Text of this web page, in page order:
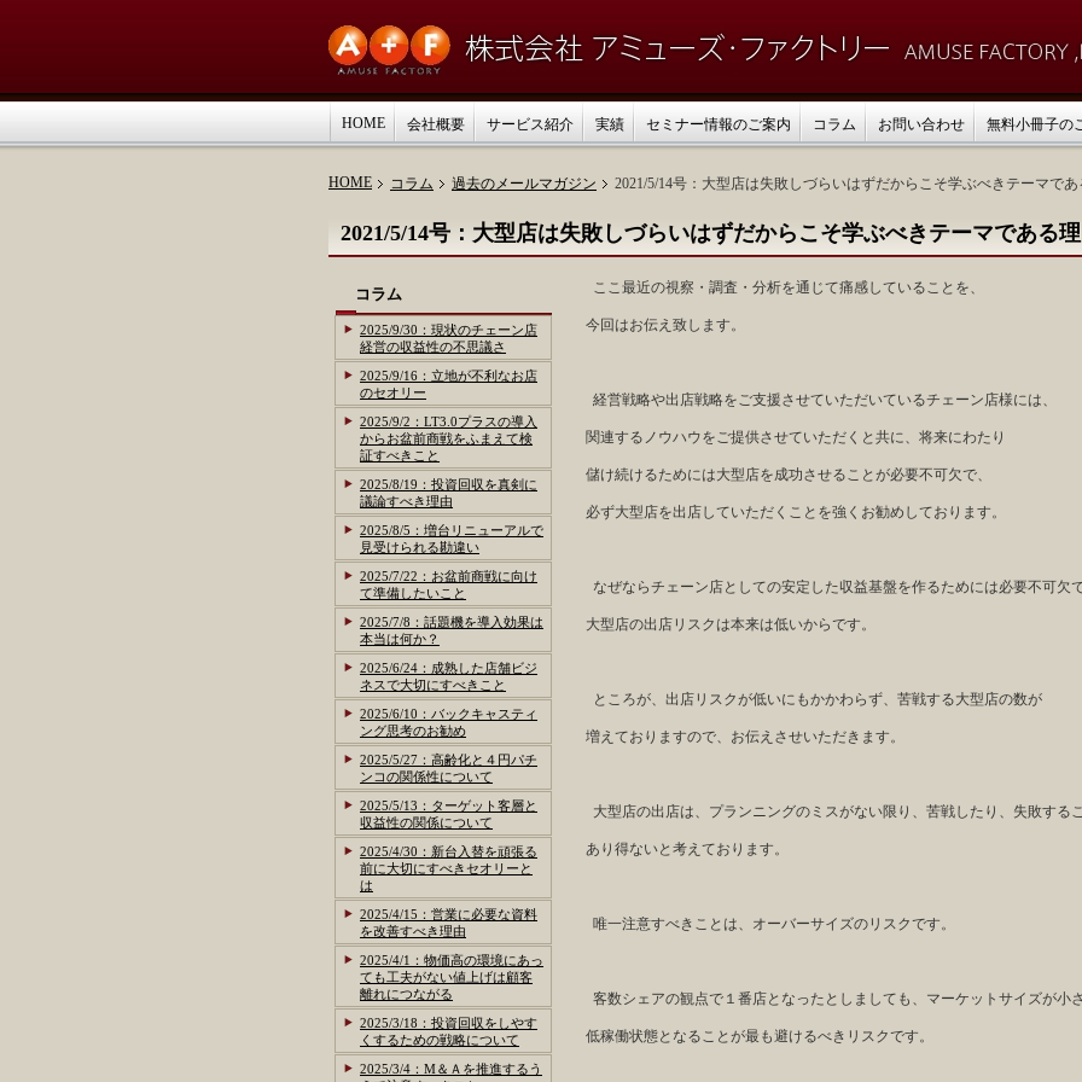
HOME 会社概要 サービス紹介 実績 セミナー情報のご案内 コラム お問い合わせ 無料小冊子の
HOME コラム 過去のメールマガジン 2021/5/14号：大型店は失敗しづらいはずだからこそ学ぶべきテーマであ
2021/5/14号：大型店は失敗しづらいはずだからこそ学ぶべきテーマである
ここ最近の視察・調査・分析を通じて痛感していることを、
今回はお伝え致します。
経営戦略や出店戦略をご支援させていただいているチェーン店様には、
関連するノウハウをご提供させていただくと共に、将来にわたり
儲け続けるためには大型店を成功させることが必要不可欠で、
必ず大型店を出店していただくことを強くお勧めしております。
なぜならチェーン店としての安定した収益基盤を作るためには必要不可欠で
大型店の出店リスクは本来は低いからです。
ところが、出店リスクが低いにもかかわらず、苦戦する大型店の数が
増えておりますので、お伝えさせいただきます。
大型店の出店は、プランニングのミスがない限り、苦戦したり、失敗する
あり得ないと考えております。
唯一注意すべきことは、オーバーサイズのリスクです。
客数シェアの観点で１番店となったとしましても、マーケットサイズが小
低稼働状態となることが最も避けるべきリスクです。
コラム
2025/9/30：現状のチェーン店
経営の収益性の不思議さ
2025/9/16：立地が不利なお店
のセオリー
2025/9/2：LT3.0プラスの導入
からお盆前商戦をふまえて検
証すべきこと
2025/8/19：投資回収を真剣に
議論すべき理由
2025/8/5：増台リニューアルで
見受けられる勘違い
2025/7/22：お盆前商戦に向け
て準備したいこと
2025/7/8：話題機を導入効果は
本当は何か？
2025/6/24：成熟した店舗ビジ
ネスで大切にすべきこと
2025/6/10：バックキャスティ
ング思考のお勧め
2025/5/27：高齢化と４円パチ
ンコの関係性について
2025/5/13：ターゲット客層と
収益性の関係について
2025/4/30：新台入替を頑張る
前に大切にすべきセオリーと
は
2025/4/15：営業に必要な資料
を改善すべき理由
2025/4/1：物価高の環境にあっ
ても工夫がない値上げは顧客
離れにつながる
2025/3/18：投資回収をしやす
くするための戦略について
2025/3/4：M＆Ａを推進するう